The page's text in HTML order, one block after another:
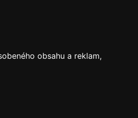
obsahu a reklam,